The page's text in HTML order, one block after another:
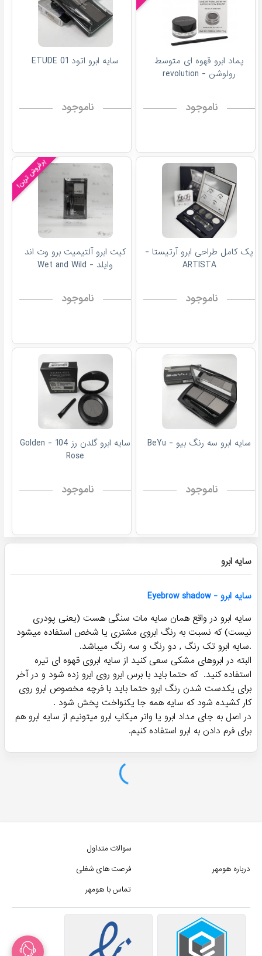
پماد ابرو قهوه ای متوسط
رولوشن - revolution
ناموجود
سایه ابرو اتود 01 ETUDE
ناموجود
پک کامل طراحی ابرو آرتیستا -
ARTISTA
ناموجود
پرفروش ترین!
کیت ابرو آلتیمیت برو وت اند
وایلد - Wet and Wild
ناموجود
سایه ابرو سه رنگ بیو - BeYu
ناموجود
سایه ابرو گلدن رز 104 - Golden
Rose
ناموجود
سایه ابرو گلدن رز 102 - Golden
Rose
ناموجود
سایه ابرو اتود 02 ETUDE
ناموجود
پرفروش ترین!
ناموجود
پرفروش ترین!
ناموجود